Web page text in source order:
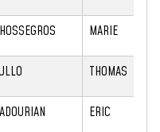
MARIE
THOMAS
ERIC